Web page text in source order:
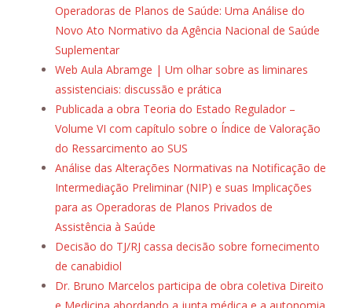
Operadoras de Planos de Saúde: Uma Análise do
Novo Ato Normativo da Agência Nacional de Saúde
Suplementar
Web Aula Abramge | Um olhar sobre as liminares
assistenciais: discussão e prática
Publicada a obra Teoria do Estado Regulador –
Volume VI com capítulo sobre o Índice de Valoração
do Ressarcimento ao SUS
Análise das Alterações Normativas na Notificação de
Intermediação Preliminar (NIP) e suas Implicações
para as Operadoras de Planos Privados de
Assistência à Saúde
Decisão do TJ/RJ cassa decisão sobre fornecimento
de canabidiol
Dr. Bruno Marcelos participa de obra coletiva Direito